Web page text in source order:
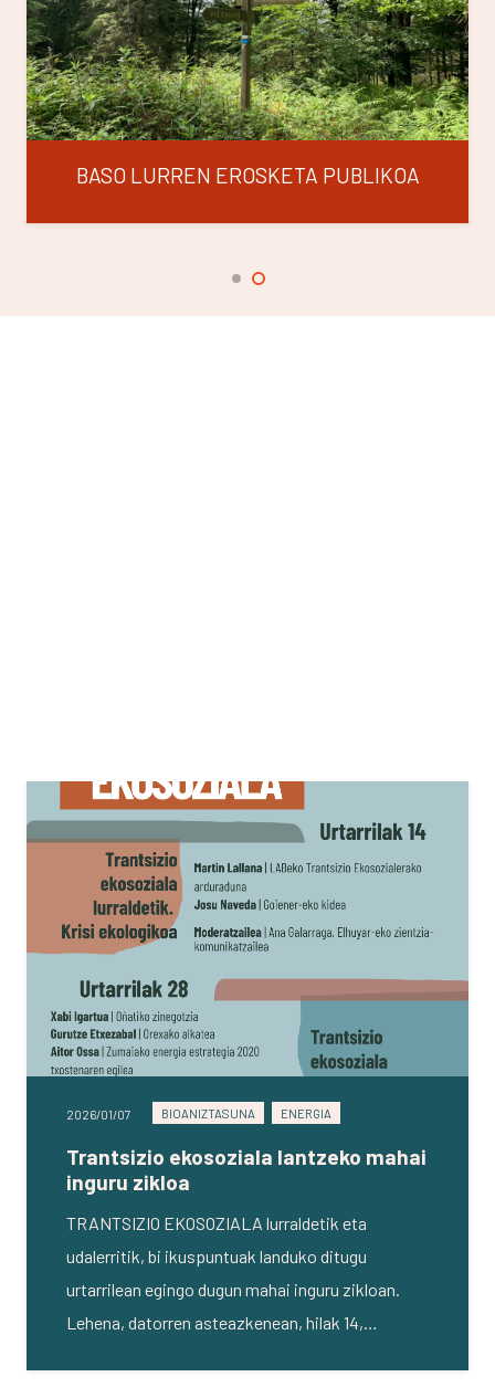
BASO LURREN EROSKETA PUBLIKOA
2026/01/07 BIOANIZTASUNA ENERGIA
Trantsizio ekosoziala lantzeko mahai
inguru zikloa
TRANTSIZIO EKOSOZIALA lurraldetik eta
udalerritik, bi ikuspuntuak landuko ditugu
urtarrilean egingo dugun mahai inguru zikloan.
Lehena, datorren asteazkenean, hilak 14,…